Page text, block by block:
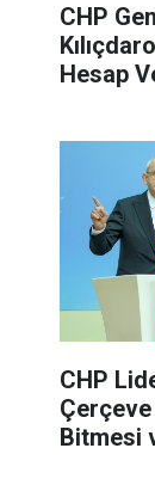
CHP
Hesap
CHP
Çerçeve
Bitmesi